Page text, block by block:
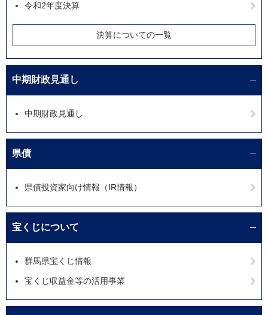
令和2年度決算
決算についての一覧
中期財政見通し
中期財政見通し
県債
県債投資家向け情報（IR情報）
宝くじについて
群馬県宝くじ情報
宝くじ収益金等の活用事業